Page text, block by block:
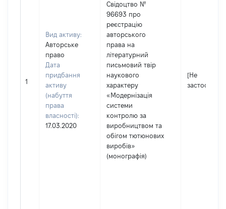
1
Вид активу:
Авторське
право
Дата
придбання
активу
(набуття
права
власності):
17.03.2020
Свідоцтво №
96693 про
реєстрацію
авторського
права на
літературний
письмовий твір
наукового
характеру
«Модернізація
системи
контролю за
виробництвом та
обігом тютюнових
виробів»
(монографія)
[Не